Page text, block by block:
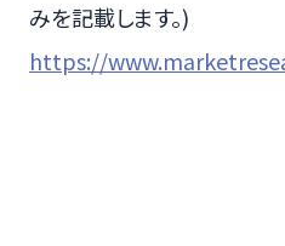
みを記載します。)
https://